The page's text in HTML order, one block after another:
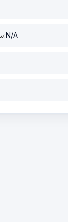
سلسلة:N/A